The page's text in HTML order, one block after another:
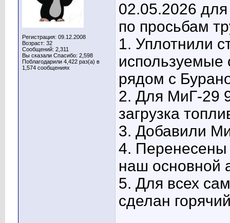
Регистрация: 09.12.2008
Возраст: 32
Сообщений: 2,311
Вы сказали Спасибо: 2,598
Поблагодарили 4,422 раз(а) в
1,574 сообщениях
02.05.2026
по просьбам
1. Уплотнили
используемые
рядом с
2. Для МиГ-29
загрузка
3. Добавили
4. Перенесены
наш основной
5. Для всех
сделан